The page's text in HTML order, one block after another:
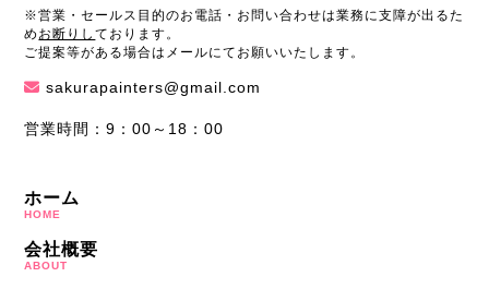
※営業・セールス目的のお電話・お問い合わせは業務に支障が出るた
め お断りしております。
ご提案等がある場合はメールにてお願いいたします。
sakurapainters@gmail.com
営業時間：9：00～18：00
ホーム
HOME
会社概要
ABOUT